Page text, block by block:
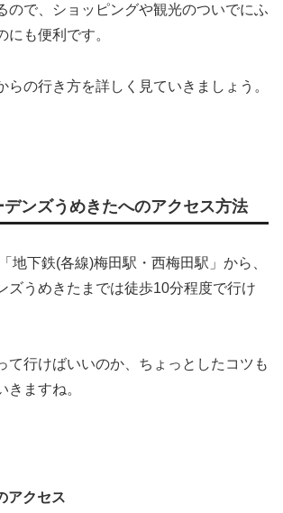
ので、ショッピングや観光のついでにふ
にも便利です。
らの行き方を詳しく見ていきましょう。
デンズうめきたへのアクセス方法
地下鉄(各線)梅田駅・西梅田駅」から、
ズうめきたまでは徒歩10分程度で行け
て行けばいいのか、ちょっとしたコツも
きますね。
アクセス